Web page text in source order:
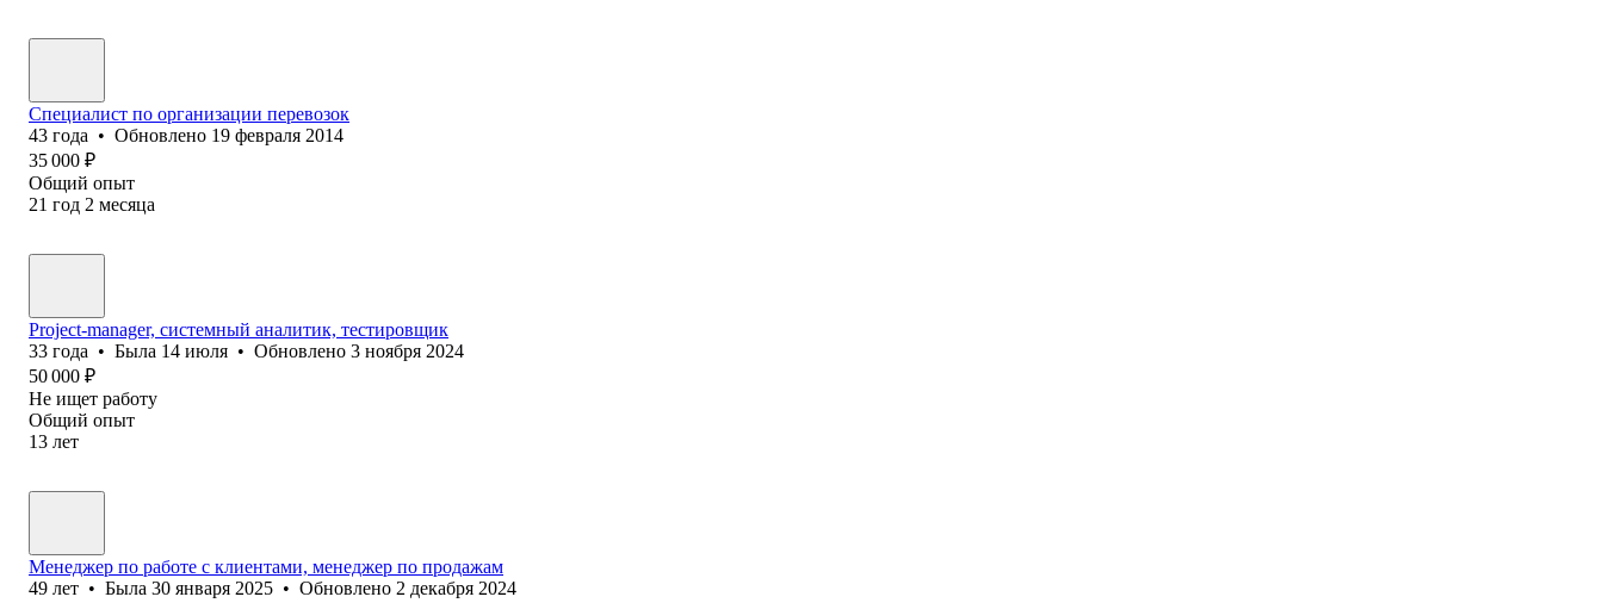
Специалист по организации перевозок
43 года • Обновлено 19 февраля 2014
35 000 ₽
Общий опыт
21 год 2 месяца
Project-manager, системный аналитик, тестировщик
33 года • Была 14 июля • Обновлено 3 ноября 2024
50 000 ₽
Не ищет работу
Общий опыт
13 лет
Менеджер по работе с клиентами, менеджер по продажам
49 лет • Была 30 января 2025 • Обновлено 2 декабря 2024